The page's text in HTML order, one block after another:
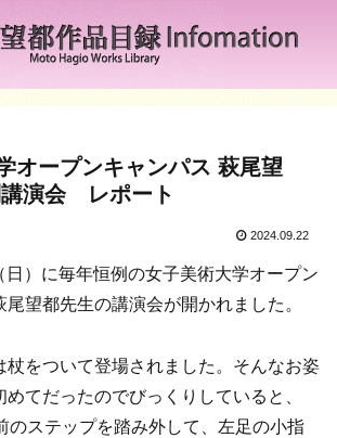
オープンキャンパス 萩尾望
演会 レポート
2024.09.22
日）に毎年恒例の女子美術大学オープン
望都先生の講演会が開かれました。
杖をついて登場されました。そんなお姿
めてだったのでびっくりしていると、
のステップを踏み外して、左足の小指